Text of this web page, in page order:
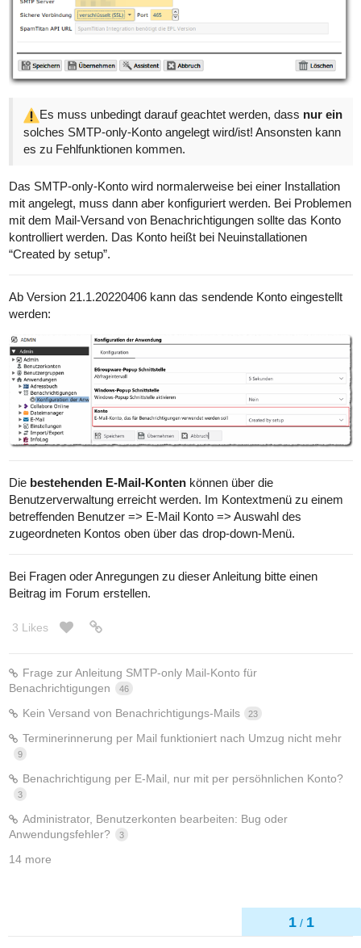
1 / 1
Es muss unbedingt darauf geachtet werden, dass nur ein
solches SMTP-only-Konto angelegt wird/ist! Ansonsten kann
es zu Fehlfunktionen kommen.
Das SMTP-only-Konto wird normalerweise bei einer Installation
mit angelegt, muss dann aber konfiguriert werden. Bei Problemen
mit dem Mail-Versand von Benachrichtigungen sollte das Konto
kontrolliert werden. Das Konto heißt bei Neuinstallationen
“Created by setup”.
Ab Version 21.1.20220406 kann das sendende Konto eingestellt
werden:
Die bestehenden E-Mail-Konten können über die
Benutzerverwaltung erreicht werden. Im Kontextmenü zu einem
betreffenden Benutzer => E-Mail Konto => Auswahl des
zugeordneten Kontos oben über das drop-down-Menü.
Bei Fragen oder Anregungen zu dieser Anleitung bitte einen
Beitrag im Forum erstellen.
3 Likes
Frage zur Anleitung SMTP-only Mail-Konto für
Benachrichtigungen
46
Kein Versand von Benachrichtigungs-Mails 23
Terminerinnerung per Mail funktioniert nach Umzug nicht mehr
9
Benachrichtigung per E-Mail, nur mit per persöhnlichen Konto?
3
Administrator, Benutzerkonten bearbeiten: Bug oder
Anwendungsfehler?
3
14 more